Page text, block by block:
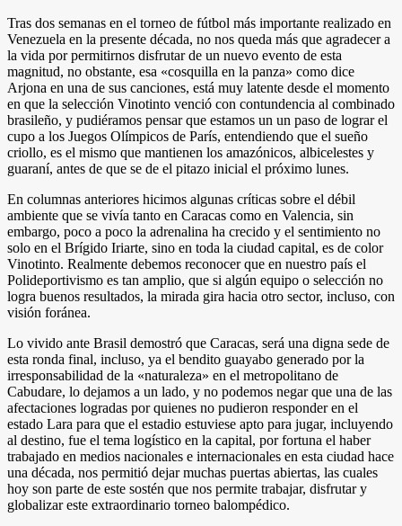
Tras dos semanas en el torneo de fútbol más importante realizado en
Venezuela en la presente década, no nos queda más que agradecer a
la vida por permitirnos disfrutar de un nuevo evento de esta
magnitud, no obstante, esa «cosquilla en la panza» como dice
Arjona en una de sus canciones, está muy latente desde el momento
en que la selección Vinotinto venció con contundencia al combinado
brasileño, y pudiéramos pensar que estamos un un paso de lograr el
cupo a los Juegos Olímpicos de París, entendiendo que el sueño
criollo, es el mismo que mantienen los amazónicos, albicelestes y
guaraní, antes de que se de el pitazo inicial el próximo lunes.
En columnas anteriores hicimos algunas críticas sobre el débil
ambiente que se vivía tanto en Caracas como en Valencia, sin
embargo, poco a poco la adrenalina ha crecido y el sentimiento no
solo en el Brígido Iriarte, sino en toda la ciudad capital, es de color
Vinotinto. Realmente debemos reconocer que en nuestro país el
Polideportivismo es tan amplio, que si algún equipo o selección no
logra buenos resultados, la mirada gira hacia otro sector, incluso, con
visión foránea.
Lo vivido ante Brasil demostró que Caracas, será una digna sede de
esta ronda final, incluso, ya el bendito guayabo generado por la
irresponsabilidad de la «naturaleza» en el metropolitano de
Cabudare, lo dejamos a un lado, y no podemos negar que una de las
afectaciones logradas por quienes no pudieron responder en el
estado Lara para que el estadio estuviese apto para jugar, incluyendo
al destino, fue el tema logístico en la capital, por fortuna el haber
trabajado en medios nacionales e internacionales en esta ciudad hace
una década, nos permitió dejar muchas puertas abiertas, las cuales
hoy son parte de este sostén que nos permite trabajar, disfrutar y
globalizar este extraordinario torneo balompédico.